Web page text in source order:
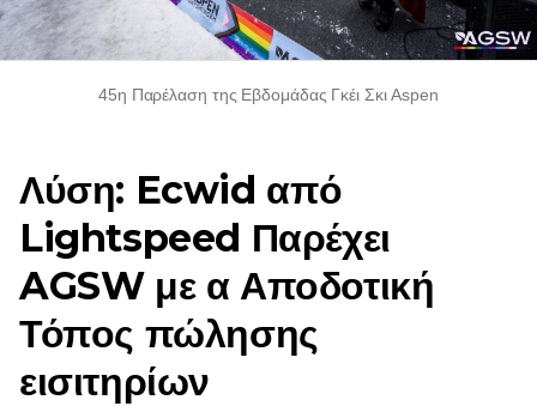
45η Παρέλαση της Εβδομάδας Γκέι Σκι Aspen
Λύση: Ecwid από
Lightspeed Παρέχει
AGSW με α Αποδοτική
Τόπος πώλησης
εισιτηρίων